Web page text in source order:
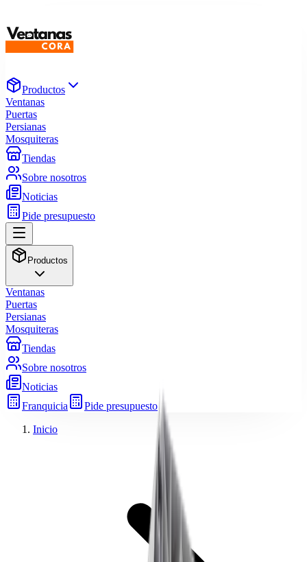
Productos
Ventanas
Puertas
Persianas
Mosquiteras
Tiendas
Sobre nosotros
Noticias
Pide presupuesto
Productos
Ventanas
Puertas
Persianas
Mosquiteras
Tiendas
Sobre nosotros
Noticias
Franquicia
Pide presupuesto
Inicio